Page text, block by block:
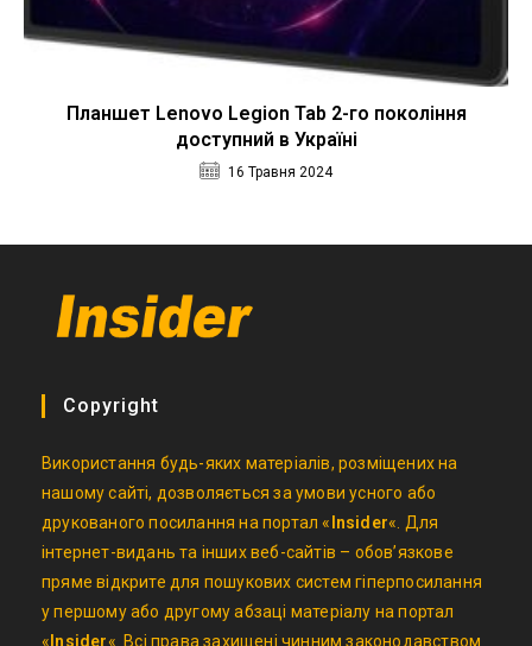
Планшет Lenovo Legion Tab 2-го покоління
доступний в Україні
16 Травня 2024
Copyright
Використання будь-яких матеріалів, розміщених на
нашому сайті, дозволяється за умови усного або
друкованого посилання на портал « Insider«. Для
інтернет-видань та інших веб-сайтів – обов’язкове
пряме відкрите для пошукових систем гіперпосилання
у першому або другому абзаці матеріалу на портал
« Insider«. Всі права захищені чинним законодавством